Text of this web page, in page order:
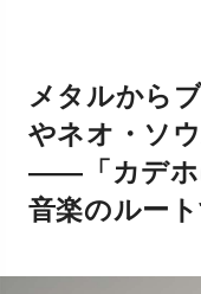
メタルから
やネオ・ソ
――「カデホ
音楽のルー